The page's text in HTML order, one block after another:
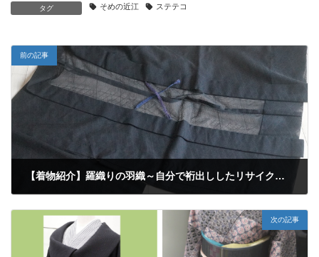
タグ そめの近江 ステテコ
前の記事
【着物紹介】羅織りの羽織～自分で裄出ししたリサイクルの羽織♪
次の記事